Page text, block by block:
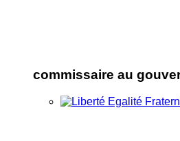
commissaire au